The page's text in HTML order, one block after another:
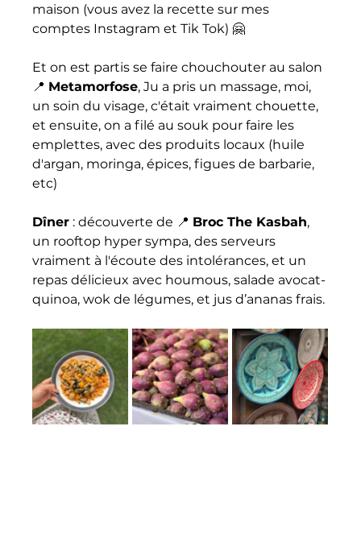
maison (vous avez la recette sur mes
comptes Instagram et Tik Tok) 🤗
Et on est partis se faire chouchouter au salon
📍 Metamorfose, Ju a pris un massage, moi,
un soin du visage, c'était vraiment chouette,
et ensuite, on a filé au souk pour faire les
emplettes, avec des produits locaux (huile
d'argan, moringa, épices, figues de barbarie,
etc)
Dîner : découverte de 📍 Broc The Kasbah,
un rooftop hyper sympa, des serveurs
vraiment à l'écoute des intolérances, et un
repas délicieux avec houmous, salade avocat-
quinoa, wok de légumes, et jus d’ananas frais.